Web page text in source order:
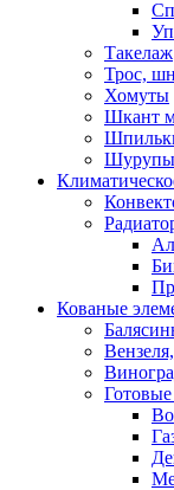
Такелаж
Трос,
Хомуты
Шкант
Шурупы
Кованые